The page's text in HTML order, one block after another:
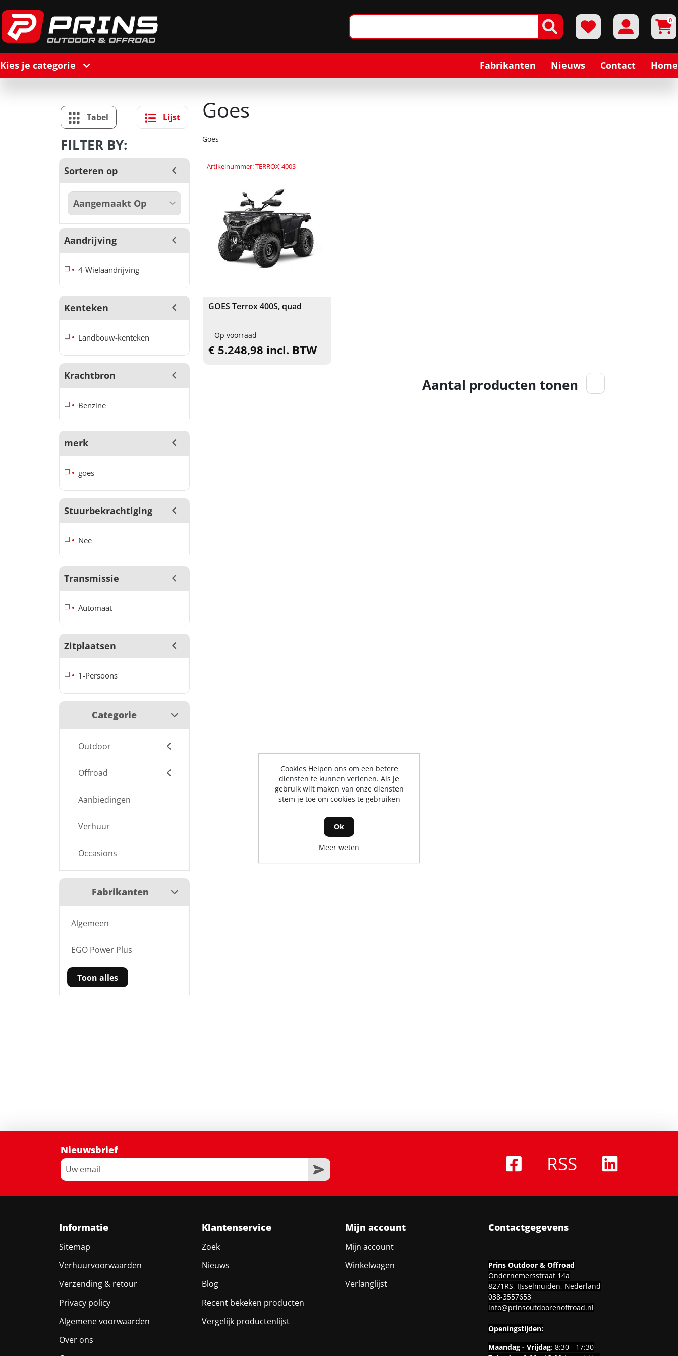
0
Kies je categorie Fabrikanten Nieuws Contact Home
Tabel Lijst
FILTER BY:
Sorteren op
Aandrijving
4-Wielaandrijving
Kenteken
Landbouw-kenteken
Krachtbron
Benzine
merk
goes
Stuurbekrachtiging
Nee
Transmissie
Automaat
Zitplaatsen
1-Persoons
Categorie
Outdoor
Offroad
Aanbiedingen
Verhuur
Occasions
Fabrikanten
Algemeen
EGO Power Plus
Toon alles
Goes
Goes
Artikelnummer: TERROX-400S
GOES Terrox 400S, quad
Op voorraad
€ 5.248,98 incl. BTW
Aantal producten tonen
Nieuwsbrief
RSS
Informatie
Sitemap
Verhuurvoorwaarden
Verzending & retour
Privacy policy
Algemene voorwaarden
Over ons
Klantenservice
Zoek
Nieuws
Blog
Recent bekeken producten
Vergelijk productenlijst
Mijn account
Mijn account
Winkelwagen
Verlanglijst
Contactgegevens
Prins Outdoor & Offroad
Ondernemersstraat 14a
8271RS, IJsselmuiden, Nederland
038-3557653
info@prinsoutdoorenoffroad.nl
Openingstijden:
Maandag - Vrijdag: 8:30 - 17:30
Cookies Helpen ons om een betere
diensten te kunnen verlenen. Als je
gebruik wilt maken van onze diensten
stem je toe om cookies te gebruiken
Ok
Meer weten